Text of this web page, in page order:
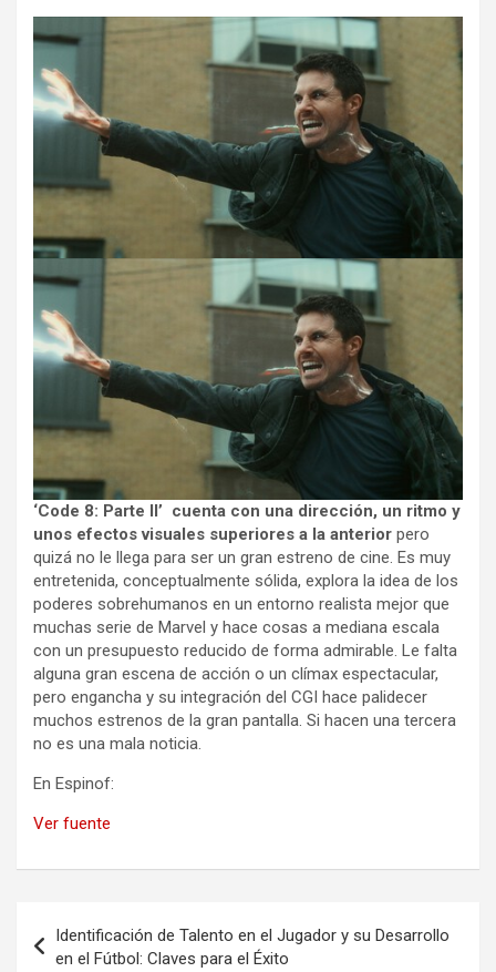
‘Code 8: Parte II’ cuenta con una dirección, un ritmo y
unos efectos visuales superiores a la anterior pero
quizá no le llega para ser un gran estreno de cine. Es muy
entretenida, conceptualmente sólida, explora la idea de los
poderes sobrehumanos en un entorno realista mejor que
muchas serie de Marvel y hace cosas a mediana escala
con un presupuesto reducido de forma admirable. Le falta
alguna gran escena de acción o un clímax espectacular,
pero engancha y su integración del CGI hace palidecer
muchos estrenos de la gran pantalla. Si hacen una tercera
no es una mala noticia.
En Espinof:
Ver fuente
de
Identificación de Talento en el Jugador y su Desarrollo
en el Fútbol: Claves para el Éxito